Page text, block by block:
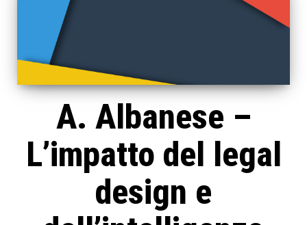
A. Albanese –
L’impatto del legal
design e